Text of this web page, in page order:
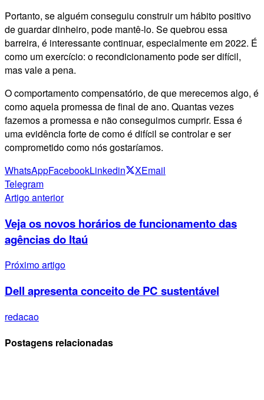
Portanto, se alguém conseguiu construir um hábito positivo
de guardar dinheiro, pode mantê-lo. Se quebrou essa
barreira, é interessante continuar, especialmente em 2022. É
como um exercício: o recondicionamento pode ser difícil,
mas vale a pena.
O comportamento compensatório, de que merecemos algo, é
como aquela promessa de final de ano. Quantas vezes
fazemos a promessa e não conseguimos cumprir. Essa é
uma evidência forte de como é difícil se controlar e ser
comprometido como nós gostaríamos.
WhatsAppFacebookLinkedin XEmail
Telegram
Artigo anterior
Veja os novos horários de funcionamento das
agências do Itaú
Próximo artigo
Dell apresenta conceito de PC sustentável
redacao
Postagens relacionadas